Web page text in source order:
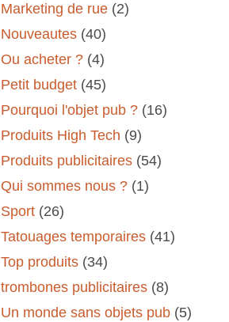
Marketing de rue (2)
Nouveautes (40)
Ou acheter ? (4)
Petit budget (45)
Pourquoi l'objet pub ? (16)
Produits High Tech (9)
Produits publicitaires (54)
Qui sommes nous ? (1)
Sport (26)
Tatouages temporaires (41)
Top produits (34)
trombones publicitaires (8)
Un monde sans objets pub (5)